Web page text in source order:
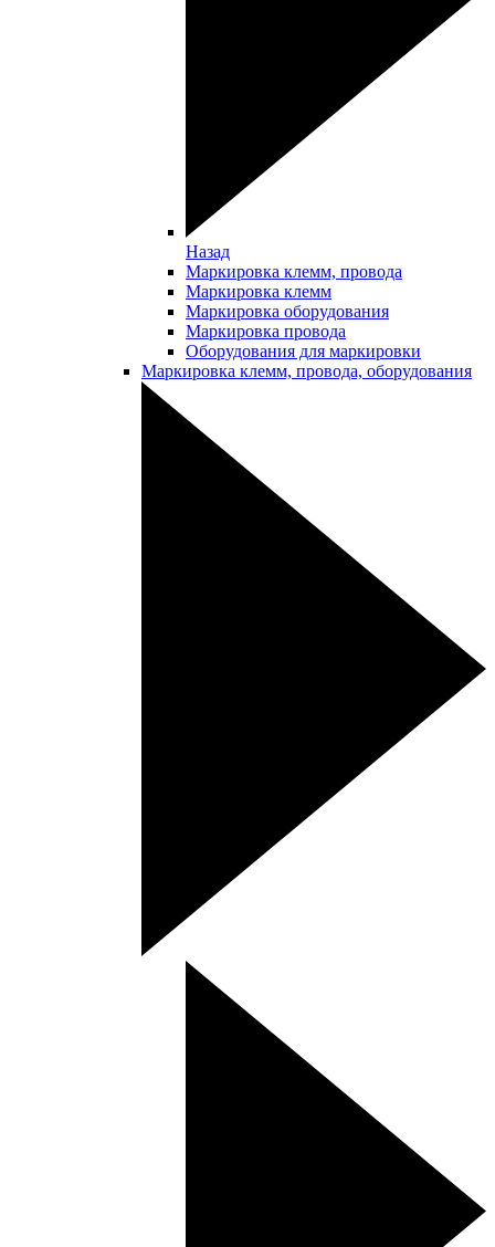
Назад
Маркировка клемм, провода
Маркировка клемм
Маркировка оборудования
Маркировка провода
Оборудования для маркировки
Маркировка клемм, провода, оборудования